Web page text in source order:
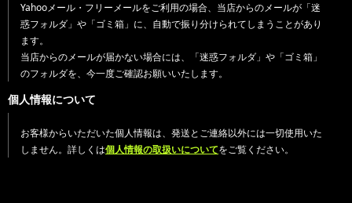
Yahooメール・フリーメールをご利用の場合、当店からのメールが「迷
惑フォルダ」や「ゴミ箱」に、自動で振り分けられてしまうことがあり
ます。
当店からのメールが届かない場合には、「迷惑フォルダ」や「ゴミ箱」
のフォルダを、今一度ご確認お願いいたします。
個人情報について
お客様からいただいた個人情報は、発送とご連絡以外には一切使用いた
しません。詳しくは個人情報の取扱いについてをご覧ください。